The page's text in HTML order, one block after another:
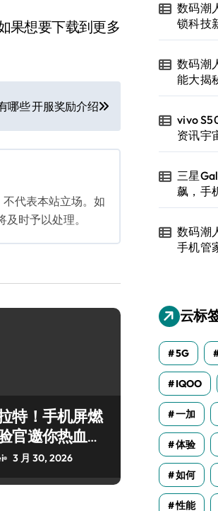
果想要下载到更多
哪些 开服奖励介绍
代表本站立场。如
时予以处理。
特！手机屏燃
官邀你热血开
3 月 30, 2026
数码潮
锁科技
数码潮
能大揭
vivo
资讯宇
三星
飙，手
数码潮
手机管
云标
5G
IQOO
一加
体验
如何
性能